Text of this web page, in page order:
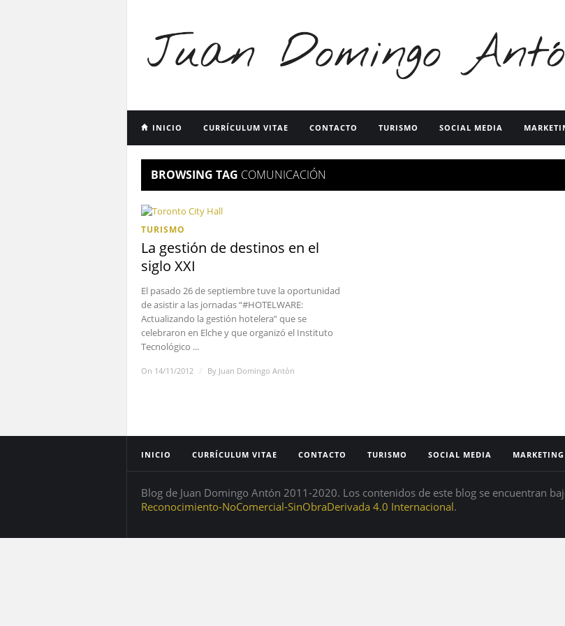
INICIO CURRÍCULUM VITAE CONTACTO TURISMO SOCIAL MEDIA
BROWSING TAG COMUNICACIÓN
TURISMO
La gestión de destinos en el
siglo XXI
El pasado 26 de septiembre tuve la oportunidad
de asistir a las jornadas “#HOTELWARE:
Actualizando la gestión hotelera” que se
celebraron en Elche y que organizó el Instituto
Tecnológico ...
On 14/11/2012 / By Juan Domingo Antón
INICIO CURRÍCULUM VITAE CONTACTO TURISMO SOCIAL MEDIA MARKETING
Blog de Juan Domingo Antón 2011-2020. Los contenidos de este blog se encuentran
Reconocimiento-NoComercial-SinObraDerivada 4.0 Internacional.